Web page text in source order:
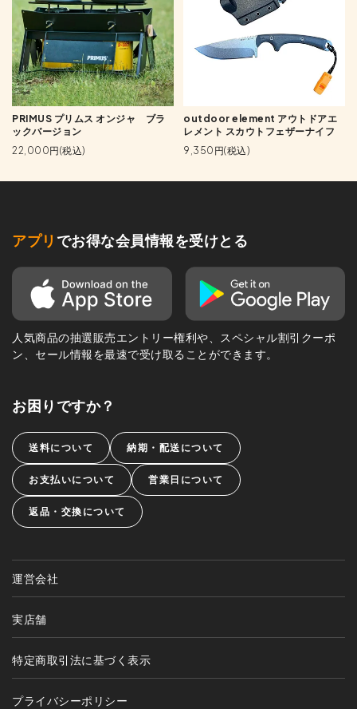
PRIMUS プリムス オンジャ ブラ
ックバージョン
22,000円(税込)
outdoor element アウトドアエ
レメント スカウトフェザーナイフ
9,350円(税込)
アプリ でお得な会員情報を受けとる
人気商品の抽選販売エントリー権利や、スペシャル割引クーポ
ン、セール情報を最速で受け取ることができます。
お困りですか？
送料について 納期・配送について
お支払いについて 営業日について
返品・交換について
運営会社
実店舗
特定商取引法に基づく表示
プライバシーポリシー